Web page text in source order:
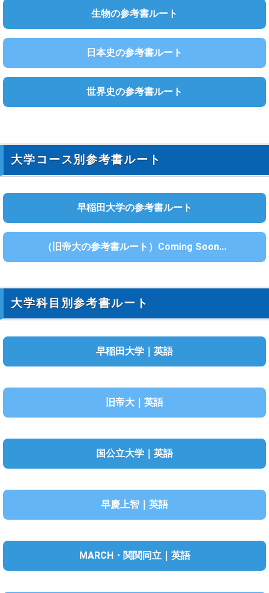
生物の参考書ルート
日本史の参考書ルート
世界史の参考書ルート
大学コース別参考書ルート
早稲田大学の参考書ルート
（旧帝大の参考書ルート）Coming Soon...
大学科目別参考書ルート
早稲田大学｜英語
旧帝大｜英語
国公立大学｜英語
早慶上智｜英語
MARCH・関関同立｜英語